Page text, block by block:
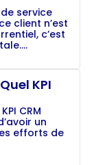
service
client n’est
c’est
KPI
CRM
un
efforts de